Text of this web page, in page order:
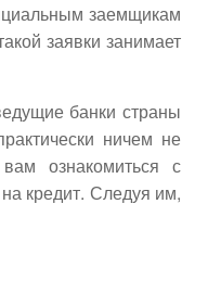
заемщикам
заявки занимает
банки страны
ничем не
ознакомиться с
кредит. Следуя им,